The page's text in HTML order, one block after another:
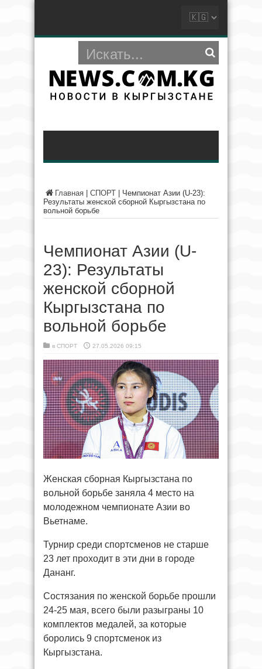
Главная СПОРТ
Чемпионат Азии (U-23):
Результаты женской сборной Кыргызстана по
вольной борьбе
Чемпионат Азии (U-
23): Результаты
женской сборной
Кыргызстана по
вольной борьбе
в СПОРТ 27.05.2026 09:15
Женская сборная Кыргызстана по
вольной борьбе заняла 4 место на
молодежном чемпионате Азии во
Вьетнаме.
Турнир среди спортсменов не старше
23 лет проходит в эти дни в городе
Дананг.
Состязания по женской борьбе прошли
24-25 мая, всего были разыграны 10
комплектов медалей, за которые
боролись 9 спортсменок из
Кыргызстана.